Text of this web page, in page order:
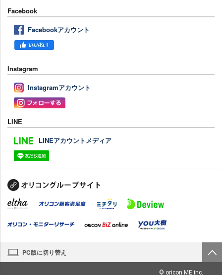
Facebook
Facebookアカウント
Instagram
Instagramアカウント
LINE
LINEアカウントメディア
PC版に切り替え
© oricon ME inc.